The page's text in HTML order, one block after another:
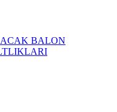
BALON